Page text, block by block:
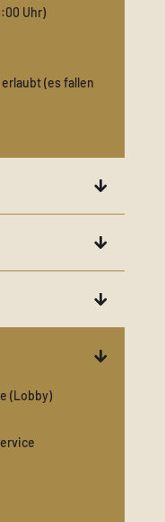
Uhr)
(es fallen
(Lobby)